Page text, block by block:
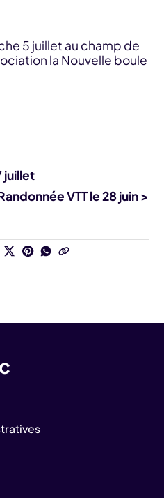
5 juillet au champ de
la Nouvelle boule
juillet
VTT le 28 juin >